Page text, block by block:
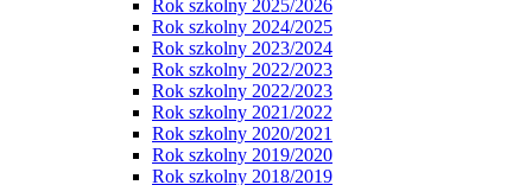
Rok szkolny 2025/2026
Rok szkolny 2024/2025
Rok szkolny 2023/2024
Rok szkolny 2022/2023
Rok szkolny 2022/2023
Rok szkolny 2021/2022
Rok szkolny 2020/2021
Rok szkolny 2019/2020
Rok szkolny 2018/2019